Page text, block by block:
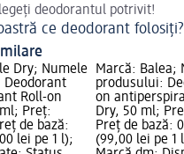
deodorantul potrivit!
ce deodorant folosiți?
Dry; Numele
Roll-on
Preț:
de bază:
lei pe 1 l);
Marcă: Balea;
produsului:
on
Dry, 50 ml;
Preț de bază:
(99,00 lei pe 1